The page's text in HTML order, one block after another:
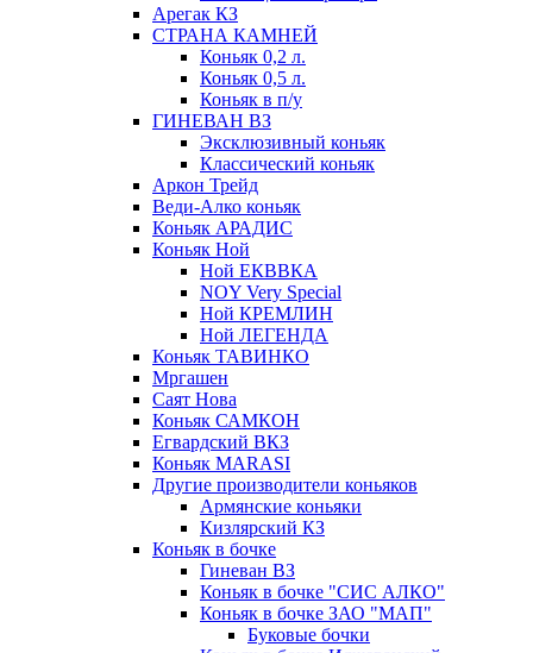
Арегак КЗ
СТРАНА КАМНЕЙ
Коньяк 0,2 л.
Коньяк 0,5 л.
Коньяк в п/у
ГИНЕВАН ВЗ
Эксклюзивный коньяк
Классический коньяк
Аркон Трейд
Веди-Алко коньяк
Коньяк АРАДИС
Коньяк Ной
Ной ЕКВВКА
NOY Very Special
Ной КРЕМЛИН
Ной ЛЕГЕНДА
Коньяк ТАВИНКО
Мргашен
Саят Нова
Коньяк САМКОН
Егвардский ВКЗ
Коньяк MARASI
Другие производители коньяков
Армянские коньяки
Кизлярский КЗ
Коньяк в бочке
Гиневан ВЗ
Коньяк в бочке "СИС АЛКО"
Коньяк в бочке ЗАО "МАП"
Буковые бочки